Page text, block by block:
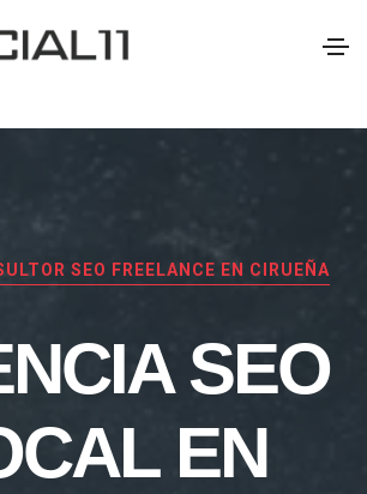
SEO FREELANCE EN CIRUEÑA
SEO
EN